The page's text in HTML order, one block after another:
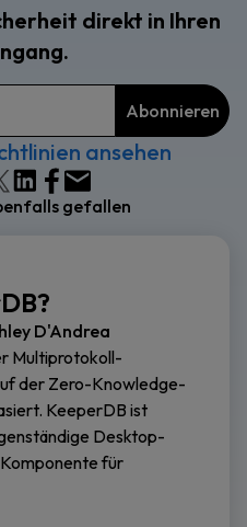
direkt in Ihren
ansehen
gefallen
D'Andrea
Multiprotokoll-
der Zero-Knowledge-
KeeperDB ist
Desktop-
für